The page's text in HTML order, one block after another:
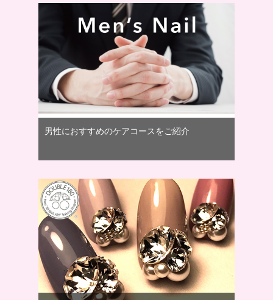
男性におすすめのケアコースをご紹介